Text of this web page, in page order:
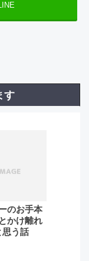
す
のお手本
かけ離れ
思う話